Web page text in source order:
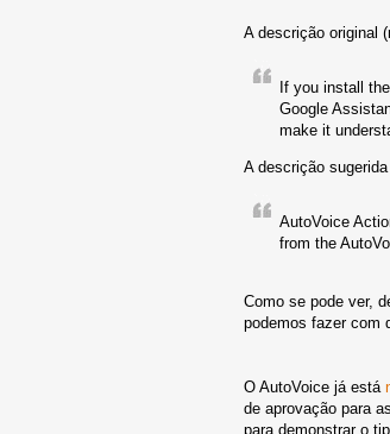
A descrição original
If you install
Google
make it
A descrição
AutoVoice
from the
Como se pode ver,
podemos fazer com
O AutoVoice já está
de aprovação para
para demonstrar o